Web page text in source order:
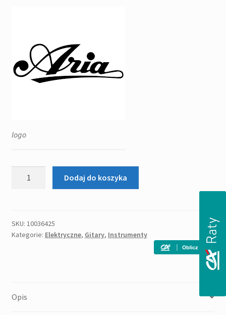
logo
(MBL)
gitara
Dodaj do koszyka
SKU: 10036425
Kategorie: Elektryczne, Gitary, Instrumenty
Opis